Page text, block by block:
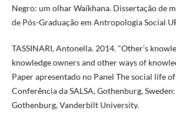
Negro: um olhar Waíkhana. Dissertação de
de Pós-Graduação em Antropologia Social
TASSINARI, Antonella. 2014. "Other’s
knowledge owners and other ways of
Paper apresentado no Panel The social life
Conferência da SALSA, Gothenburg,
Gothenburg, Vanderbilt University.